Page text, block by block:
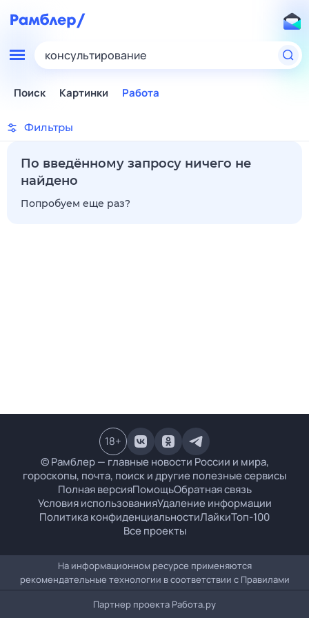
консультирование
Поиск Картинки Работа
Фильтры
По введённому запросу ничего не
найдено
Попробуем еще раз?
© Рамблер — главные новости России и мира,
гороскопы, почта, поиск и другие полезные сервисы
Полная версияПомощьОбратная связь
Условия использованияУдаление информации
Политика конфиденциальностиЛайкиТоп-100
Все проекты
18+
На информационном ресурсе применяются
рекомендательные технологии в соответствии с Правилами
Партнер проекта Работа.ру